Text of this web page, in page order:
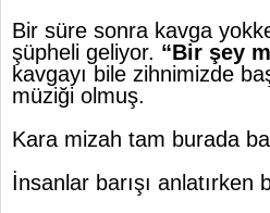
Bir süre sonra kavga
şüpheli geliyor. “Bir şey
kavgayı bile zihnimizde
müziği olmuş.
Kara mizah tam burada
İnsanlar barışı anlatırken